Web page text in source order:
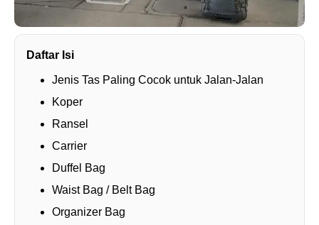
Daftar Isi
Jenis Tas Paling Cocok untuk Jalan-Jalan
Koper
Ransel
Carrier
Duffel Bag
Waist Bag / Belt Bag
Organizer Bag